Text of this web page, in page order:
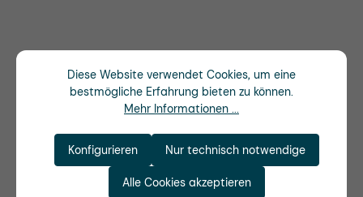
Diese Website verwendet Cookies, um eine
bestmögliche Erfahrung bieten zu können.
Mehr Informationen ...
Nur technisch notwendige
Konfigurieren
Alle Cookies akzeptieren